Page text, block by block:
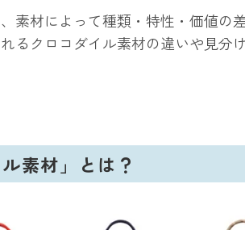
素材によって種類・特性・価値の
るクロコダイル素材の違いや見分
素材」とは？